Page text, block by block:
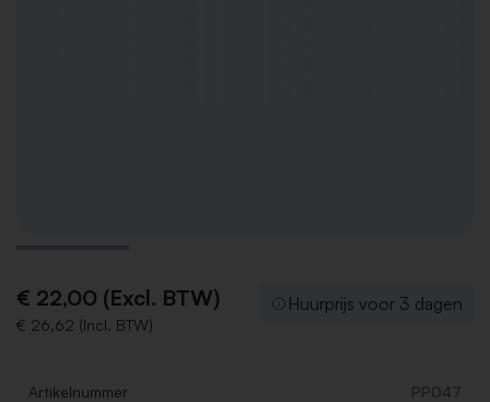
€ 22,00 (Excl. BTW)
€ 26,62 (Incl. BTW)
Huurprijs voor 3 dagen
Artikelnummer PP047